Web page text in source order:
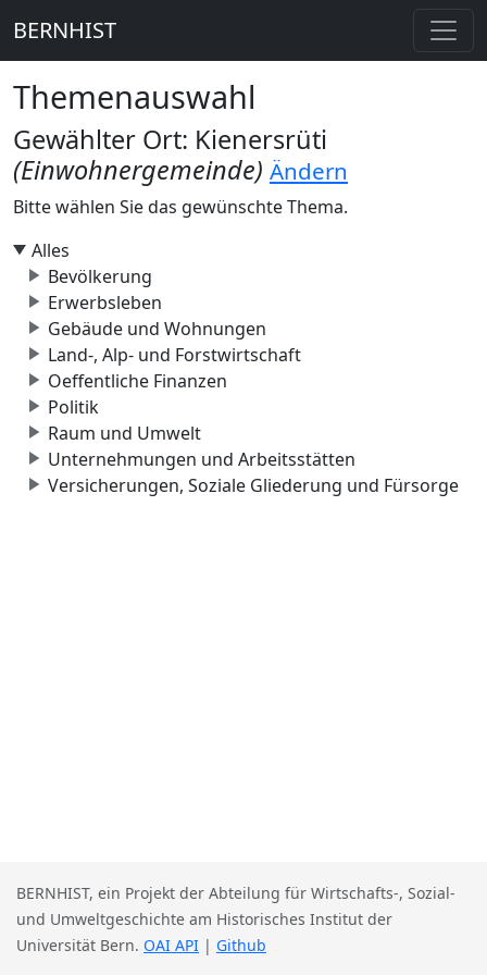
BERNHIST
Themenauswahl
Gewählter Ort: Kienersrüti
(Einwohnergemeinde) Ändern
Bitte wählen Sie das gewünschte Thema.
Alles
Bevölkerung
Erwerbsleben
Gebäude und Wohnungen
Land-, Alp- und Forstwirtschaft
Oeffentliche Finanzen
Politik
Raum und Umwelt
Unternehmungen und Arbeitsstätten
Versicherungen, Soziale Gliederung und Fürsorge
BERNHIST, ein Projekt der Abteilung für Wirtschafts-, Sozial-
und Umweltgeschichte am Historisches Institut der
Universität Bern. OAI API | Github